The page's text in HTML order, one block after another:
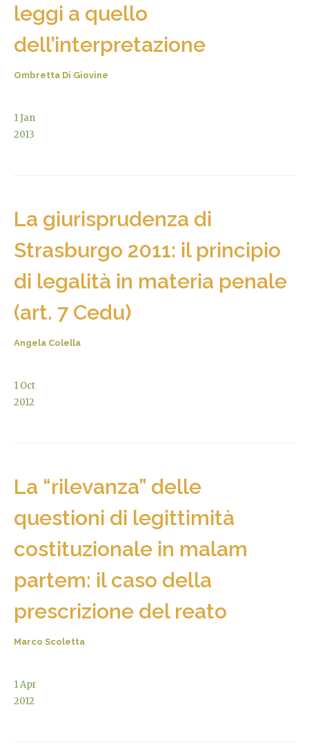
leggi a quello
dell’interpretazione
Ombretta Di Giovine
1Jan
2013
La giurisprudenza di
Strasburgo 2011: il principio
di legalità in materia penale
(art. 7 Cedu)
Angela Colella
1 Oct
2012
La “rilevanza” delle
questioni di legittimità
costituzionale in malam
partem: il caso della
prescrizione del reato
Marco Scoletta
1Apr
2012